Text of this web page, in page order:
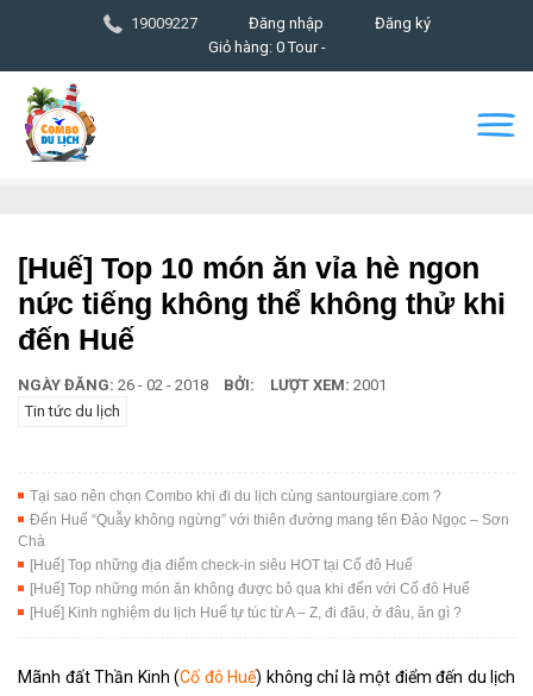
19009227 Đăng nhập
Đăng ký
Giỏ hàng: 0 Tour -
[Huế] Top 10 món ăn vỉa hè ngon
nức tiếng không thể không thử khi
đến Huế
NGÀY ĐĂNG: 26 - 02 - 2018 BỞI: LƯỢT XEM: 2001
Tin tức du lịch
Tại sao nên chọn Combo khi đi du lịch cùng santourgiare.com ?
Đến Huế “Quẫy không ngừng” với thiên đường mang tên Đảo Ngọc – Sơn
Chà
[Huế] Top những địa điểm check-in siêu HOT tại Cố đô Huế
[Huế] Top những món ăn không được bỏ qua khi đến với Cố đô Huế
[Huế] Kinh nghiệm du lịch Huế tự túc từ A – Z, đi đâu, ở đâu, ăn gì ?
Mãnh đất Thần Kinh (Cố đô Huế) không chỉ là một điểm đến du lịch